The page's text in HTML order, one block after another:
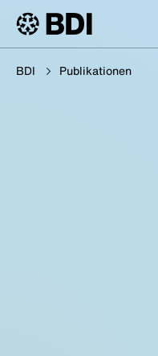
BDI Publikationen